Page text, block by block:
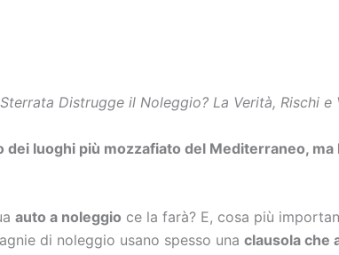
Distrugge il Noleggio? La Verità, Rischi e
dei luoghi più mozzafiato del Mediterraneo,
auto a noleggio ce la farà? E, cosa più
di noleggio usano spesso una clausola che